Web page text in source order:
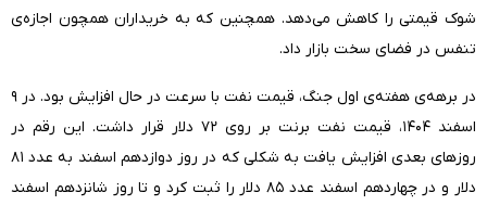
شوک قیمتی را کاهش می‌دهد. همچنین که به خریداران همچون اجازه‌ی
تنفس در فضای سخت بازار داد.
در برهه‌ی هفته‌ی اول جنگ، قیمت نفت با سرعت در حال افزایش بود. در ۹
اسفند ۱۴۰۴، قیمت نفت برنت بر روی ۷۲ دلار قرار داشت. این رقم در
روزهای بعدی افزایش یافت به شکلی که در روز دوازدهم اسفند به عدد ۸۱
دلار و در چهاردهم اسفند عدد ۸۵ دلار را ثبت کرد و تا روز شانزدهم اسفند